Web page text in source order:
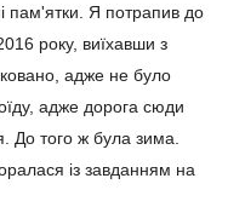
пам'ятки. Я потрапив до
року, виїхавши з
адже не було
адже дорога сюди
До того ж була зима.
із завданням на